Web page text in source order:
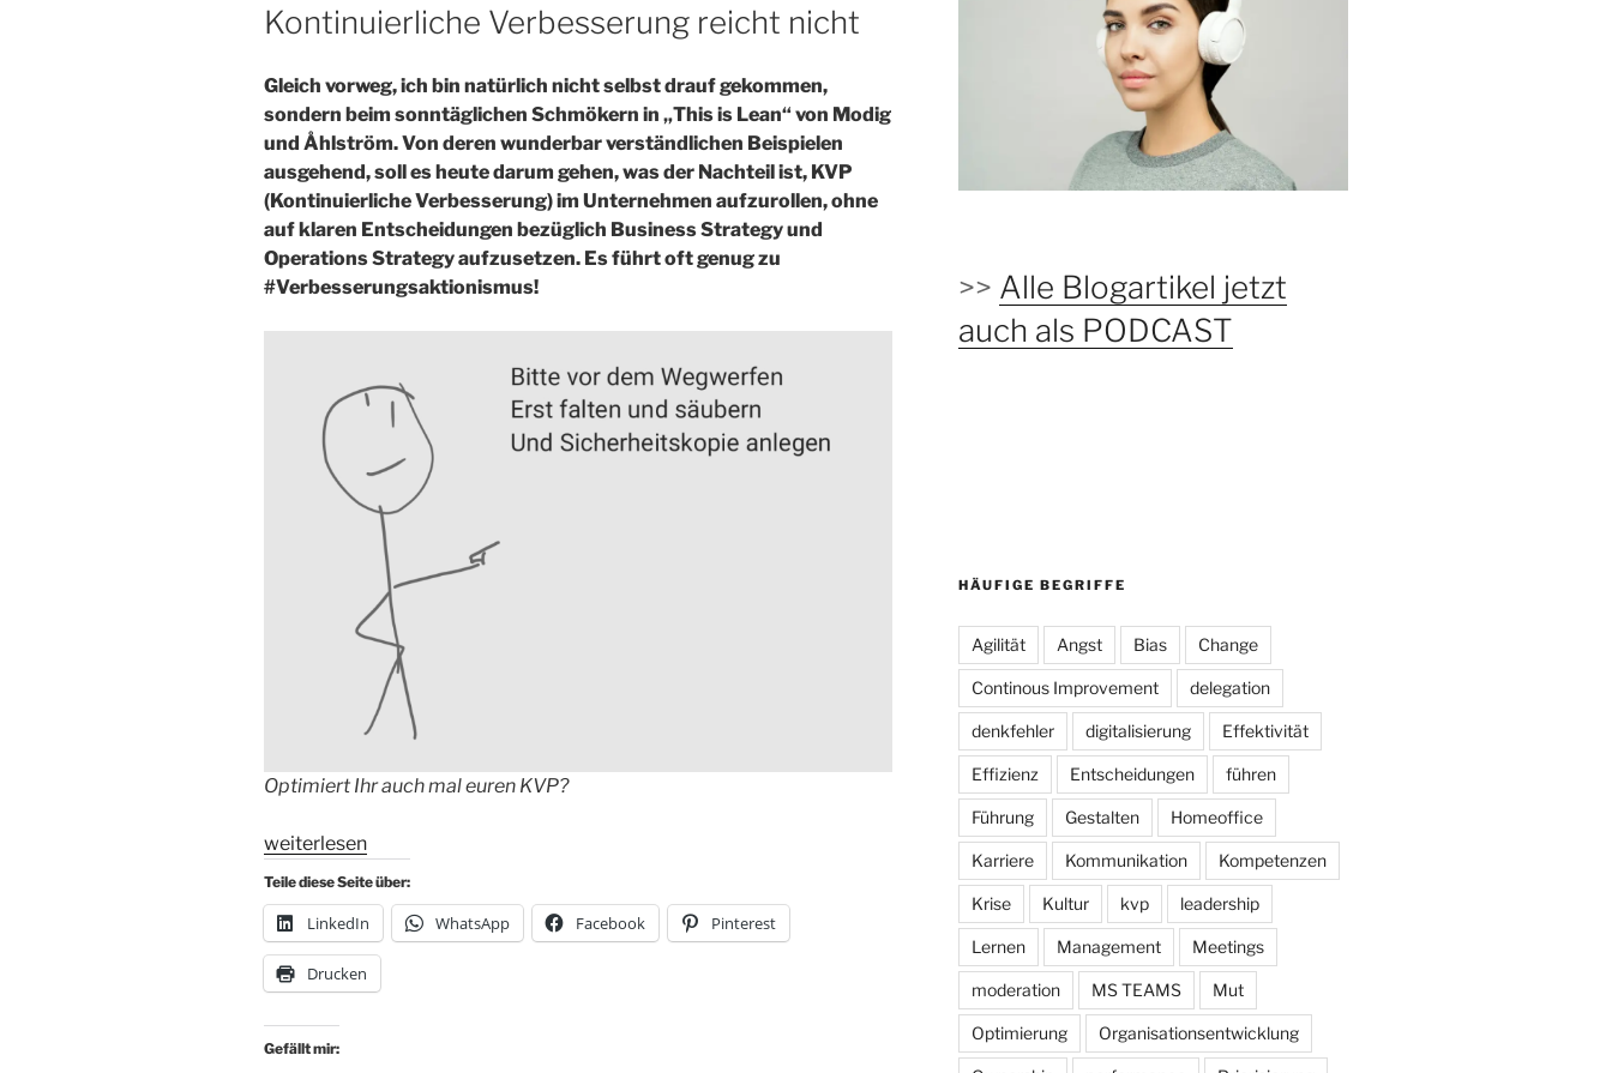
Kontinuierliche Verbesserung reicht nicht
Gleich vorweg, ich bin natürlich nicht selbst drauf gekommen,
sondern beim sonntäglichen Schmökern in „This is Lean“ von Modig
und Åhlström. Von deren wunderbar verständlichen Beispielen
ausgehend, soll es heute darum gehen, was der Nachteil ist, KVP
(Kontinuierliche Verbesserung) im Unternehmen aufzurollen, ohne
auf klaren Entscheidungen bezüglich Business Strategy und
Operations Strategy aufzusetzen. Es führt oft genug zu
#Verbesserungsaktionismus!
Optimiert Ihr auch mal euren KVP?
„#Verbesserungsaktionismus:
Verbesserung
reicht
nicht“
weiterlesen
Teile diese Seite über:
LinkedIn WhatsApp Facebook Pinterest
Drucken
Gefällt mir:
>> Alle Blogartikel jetzt
auch als PODCAST
HÄUFIGE BEGRIFFE
Agilität Angst Bias Change
Continous Improvement delegation
denkfehler digitalisierung Effektivität
Effizienz Entscheidungen führen
Führung Gestalten Homeoffice
Karriere Kommunikation Kompetenzen
Krise Kultur kvp leadership
Lernen Management Meetings
moderation MS TEAMS Mut
Optimierung Organisationsentwicklung